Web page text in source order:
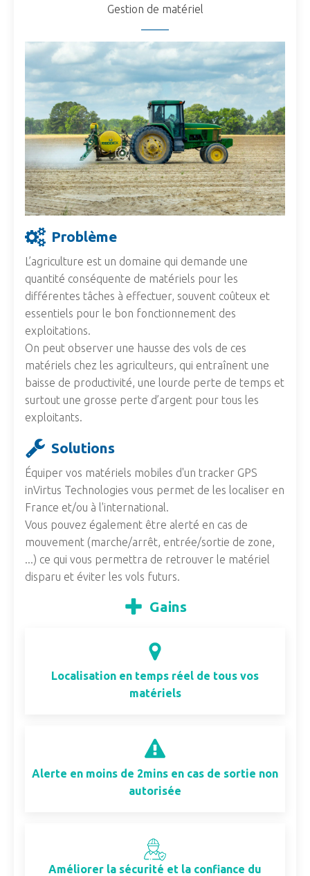
Gestion de matériel
Problème
L’agriculture est un domaine qui demande une
quantité conséquente de matériels pour les
différentes tâches à effectuer, souvent coûteux et
essentiels pour le bon fonctionnement des
exploitations.
On peut observer une hausse des vols de ces
matériels chez les agriculteurs, qui entraînent une
baisse de productivité, une lourde perte de temps et
surtout une grosse perte d’argent pour tous les
exploitants.
Solutions
Équiper vos matériels mobiles d'un tracker GPS
inVirtus Technologies vous permet de les localiser en
France et/ou à l'international.
Vous pouvez également être alerté en cas de
mouvement (marche/arrêt, entrée/sortie de zone,
...) ce qui vous permettra de retrouver le matériel
disparu et éviter les vols futurs.
Gains
Localisation en temps réel de tous vos
matériels
Alerte en moins de 2mins en cas de sortie non
autorisée
Améliorer la sécurité et la confiance du